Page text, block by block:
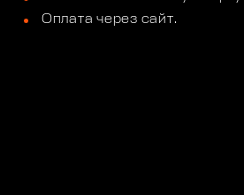
Оплата через сайт.